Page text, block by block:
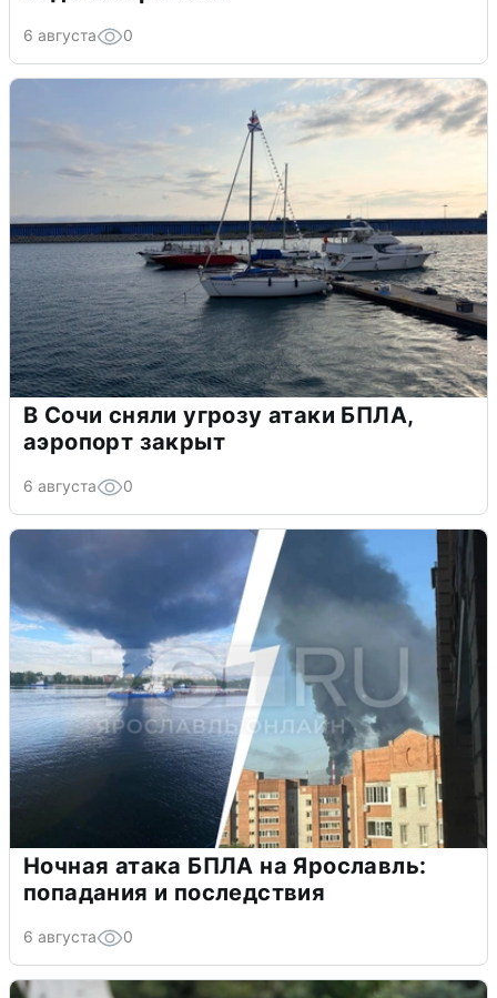
6 августа 0
В Сочи сняли угрозу атаки БПЛА,
аэропорт закрыт
6 августа 0
Ночная атака БПЛА на Ярославль:
попадания и последствия
6 августа 0